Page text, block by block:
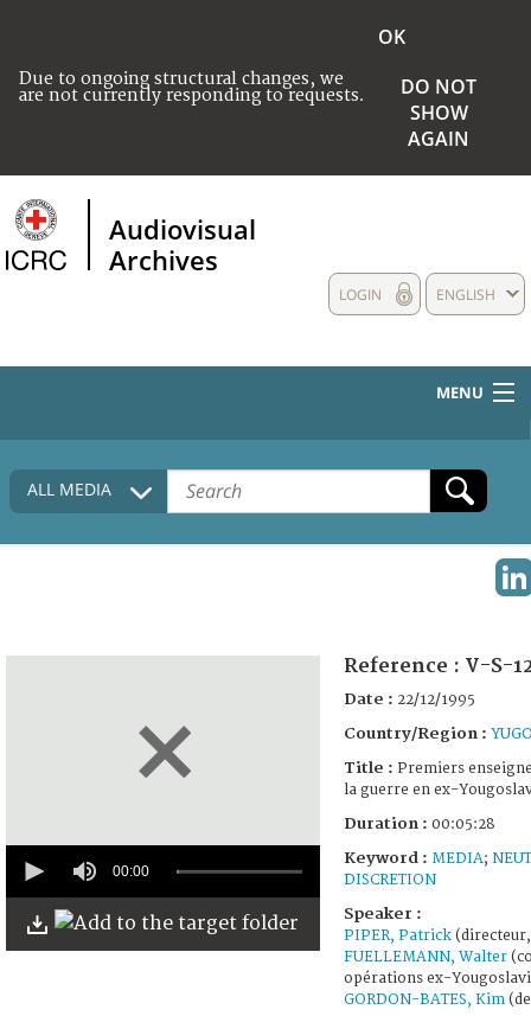
Due to ongoing structural changes, we
are not currently responding to requests.
OK
DO NOT
SHOW
AGAIN
Audiovisual
Archives
ENGLISH
LOGIN
MENU
HOME
COLLECTIONS DESCRIPTION
ALL MEDIA
seconds
minutes,
28
00:00
Reference : V-S-
Date : 22/12/1995
Country/Region :
Title : Premiers
la guerre en ex-
Duration : 00:05:28
Keyword : MEDIA;
DISCRETION
Speaker :
PIPER, Patrick(directeur,
FUELLEMANN, Walter
opérations ex-
GORDON-BATES, Kim